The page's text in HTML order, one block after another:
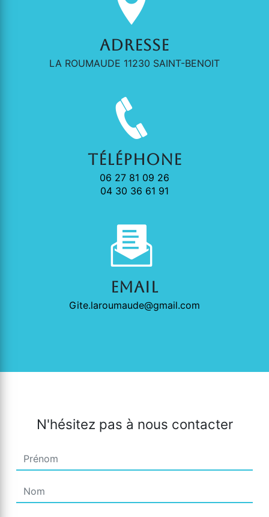
Adresse
LA ROUMAUDE 11230 SAINT-BENOIT
Téléphone
06 27 81 09 26
04 30 36 61 91
Email
gite.laroumaude@gmail.com
N'hésitez pas à nous contacter